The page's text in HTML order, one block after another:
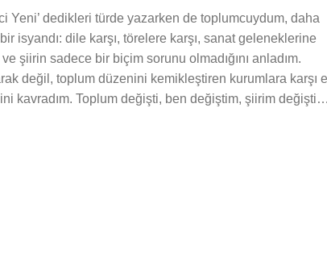
Yeni’ dedikleri türde yazarken de toplumcuydum, daha
isyandı: dile karşı, törelere karşı, sanat geleneklerine
şiirin sadece bir biçim sorunu olmadığını anladım.
değil, toplum düzenini kemikleştiren kurumlara karşı
kavradım. Toplum değişti, ben değiştim, şiirim